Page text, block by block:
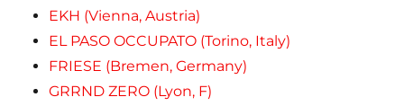
EKH (Vienna, Austria)
EL PASO OCCUPATO (Torino, Italy)
FRIESE (Bremen, Germany)
GRRND ZERO (Lyon, F)